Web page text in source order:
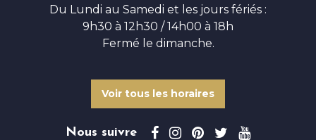
Du Lundi au Samedi et les jours fériés :
9h30 à 12h30 / 14h00 à 18h
Fermé le dimanche.
Voir tous les horaires
Nous suivre